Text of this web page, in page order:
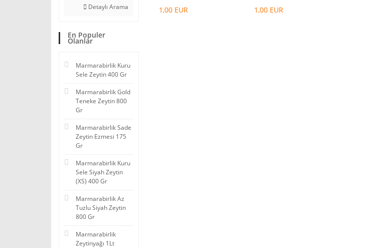
Detaylı Arama
En Populer
Olanlar
Marmarabirlik Kuru
Sele Zeytin 400 Gr
Marmarabirlik Gold
Teneke Zeytin 800
Gr
Marmarabirlik Sade
Zeytin Ezmesi 175
Gr
Marmarabirlik Kuru
Sele Siyah Zeytin
(XS) 400 Gr
Marmarabirlik Az
Tuzlu Siyah Zeytin
800 Gr
Marmarabirlik
Zeytinyağı 1Lt
1,00 EUR 1,00 EUR